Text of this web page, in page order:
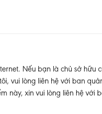
Nếu bạn là chủ sở hữu
vui lòng liên hệ với ban
này, xin vui lòng liên hệ với